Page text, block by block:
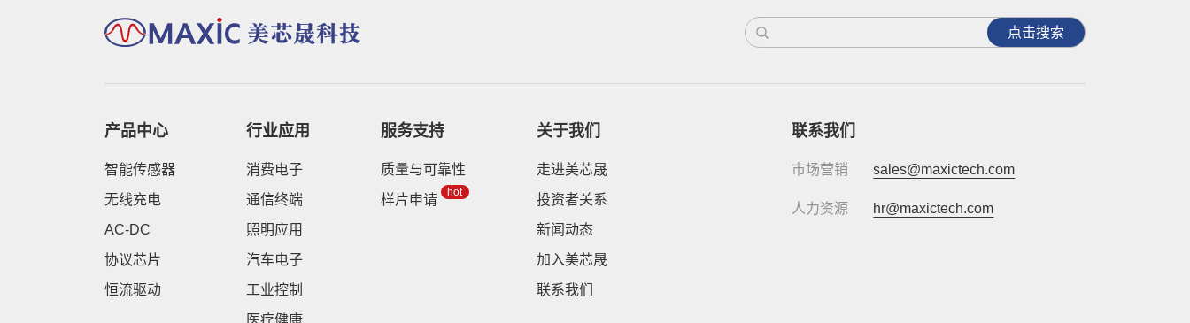
点击搜索
产品中心
智能传感器
无线充电
AC-DC
协议芯片
恒流驱动
行业应用
消费电子
通信终端
照明应用
汽车电子
工业控制
医疗健康
服务支持
质量与可靠性
样片申请
hot
关于我们
走进美芯晟
投资者关系
新闻动态
加入美芯晟
联系我们
联系我们
市场营销 sales@maxictech.com
人力资源 hr@maxictech.com